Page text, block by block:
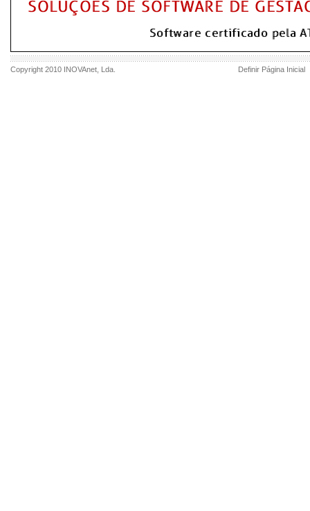
Copyright 2010 INOVAnet , Lda. Definir Página Inicial